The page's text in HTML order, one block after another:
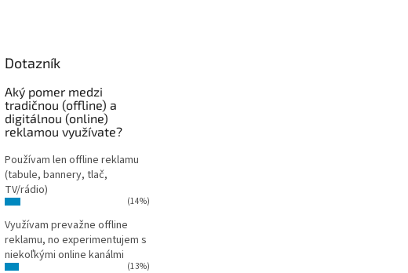
Dotazník
Aký pomer medzi
tradičnou (offline) a
digitálnou (online)
reklamou využívate?
Používam len offline reklamu
(tabule, bannery, tlač,
TV/rádio)
(14%)
Využívam prevažne offline
reklamu, no experimentujem s
niekoľkými online kanálmi
(13%)